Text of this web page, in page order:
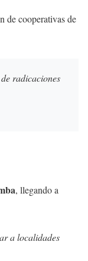
de cooperativas de
radicaciones
, llegando a
a localidades